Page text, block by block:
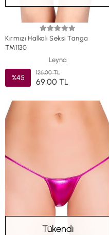
Kırmızı Halkalı Seksi Tanga
TM1130
Leyna
%45
126,00 TL
69,00 TL
Tükendi